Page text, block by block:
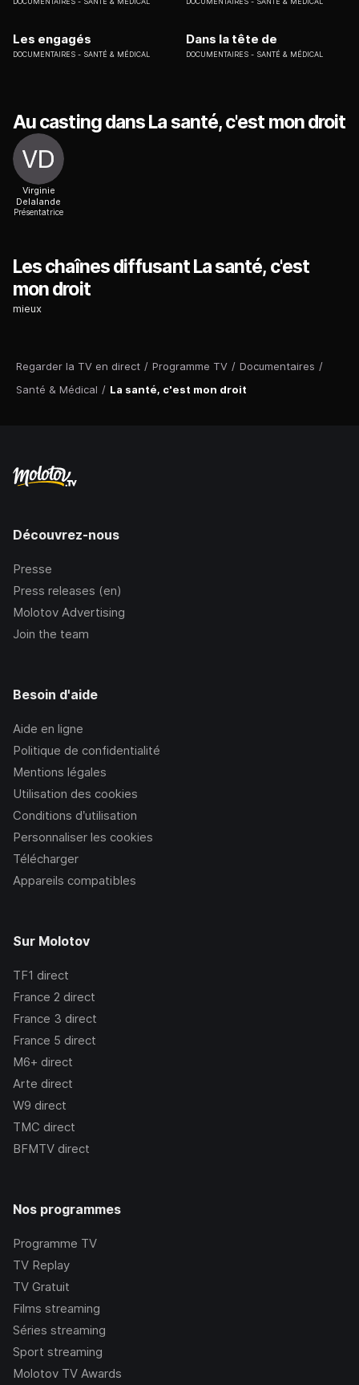
Regarder la TV en direct / Programme TV / Documentaires /
Santé & Médical / La santé, c'est mon droit
Les engagés
DOCUMENTAIRES SANTÉ & MÉDICAL
Dans la tête de
DOCUMENTAIRES SANTÉ & MÉDICAL
Au casting dans La santé, c'est mon droit
Virginie
Delalande
Présentatrice
Les chaînes diffusant La santé, c'est
mon droit
mieux
Découvrez-nous
Presse
Press releases (en)
Molotov Advertising
Join the team
Besoin d'aide
Aide en ligne
Politique de confidentialité
Mentions légales
Utilisation des cookies
Conditions d’utilisation
Personnaliser les cookies
Télécharger
Appareils compatibles
Sur Molotov
TF1 direct
France 2 direct
France 3 direct
France 5 direct
M6+ direct
Arte direct
W9 direct
TMC direct
BFMTV direct
Nos programmes
Programme TV
TV Replay
TV Gratuit
Films streaming
Séries streaming
Sport streaming
Molotov TV Awards